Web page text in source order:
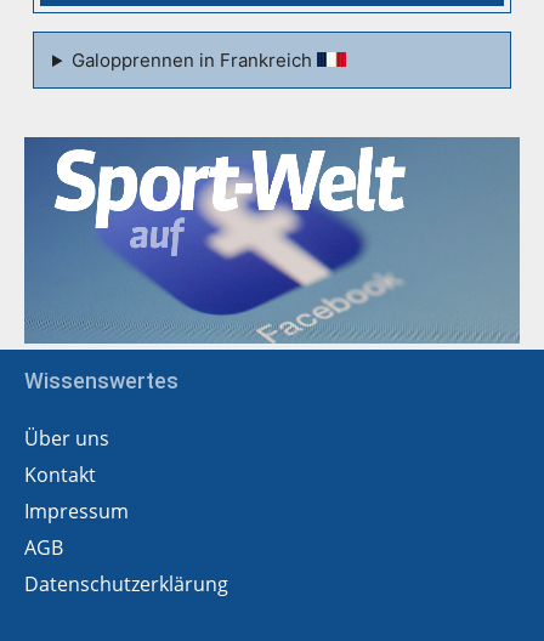
Galopprennen in Frankreich
Wissenswertes
Über uns
Kontakt
Impressum
AGB
Datenschutzerklärung